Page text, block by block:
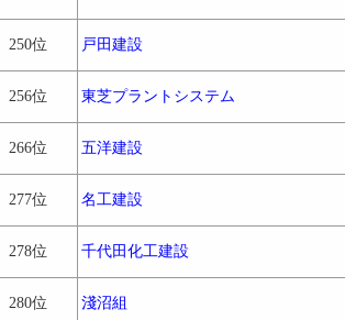
250位 戸田建設
256位 東芝プラントシステム
266位 五洋建設
277位 名工建設
278位 千代田化工建設
280位 淺沼組